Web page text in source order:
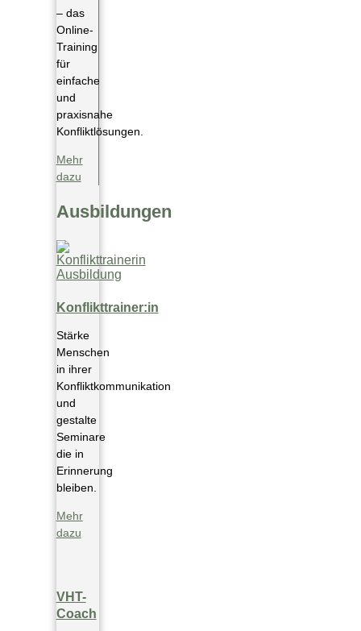
– das
Online-
Training
für
einfache
und
praxisnahe
Konfliktlösungen.​
Mehr
dazu
Ausbildungen
Konflikttrainer:in
Stärke
Menschen
in ihrer
Konfliktkommunikation
und
gestalte
Seminare
die in
Erinnerung
bleiben.
Mehr
dazu
VHT-
Coach